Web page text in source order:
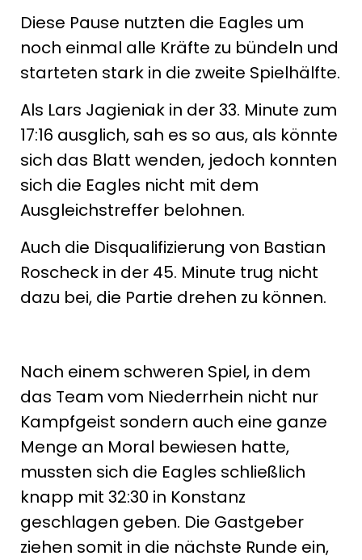
Diese Pause nutzten die Eagles um
noch einmal alle Kräfte zu bündeln und
starteten stark in die zweite Spielhälfte.
Als Lars Jagieniak in der 33. Minute zum
17:16 ausglich, sah es so aus, als könnte
sich das Blatt wenden, jedoch konnten
sich die Eagles nicht mit dem
Ausgleichstreffer belohnen.
Auch die Disqualifizierung von Bastian
Roscheck in der 45. Minute trug nicht
dazu bei, die Partie drehen zu können.
Nach einem schweren Spiel, in dem
das Team vom Niederrhein nicht nur
Kampfgeist sondern auch eine ganze
Menge an Moral bewiesen hatte,
mussten sich die Eagles schließlich
knapp mit 32:30 in Konstanz
geschlagen geben. Die Gastgeber
ziehen somit in die nächste Runde ein,